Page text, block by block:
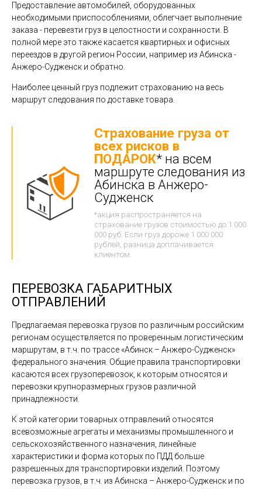
Предоставление автомобилей, оборудованных
необходимыми приспособлениями, облегчает выполнение
заказа - перевезти груз в целостности и сохранности. В
полной мере это также касается квартирных и офисных
переездов в другой регион России, например из Абинска -
Анжеро-Судженск и обратно.
Наиболее ценный груз подлежит страхованию на весь
маршрут следования по доставке товара.
Страхование груза от
всех рисков в
ПОДАРОК* на всем
маршруте следования из
Абинска в Анжеро-
Судженск
*акция распространяется на
страхование грузов стоимостью до 1 000
000 руб. Если груз дороже 1 000 000
рублей, разница доплачивается
клиентом.
ПЕРЕВОЗКА ГАБАРИТНЫХ
ОТПРАВЛЕНИЙ
Предлагаемая перевозка грузов по различным российским
регионам осуществляется по проверенным логистическим
маршрутам, в т.ч. по трассе «Абинск – Анжеро-Судженск»
федерального значения. Общие правила транспортировки
касаются всех грузоперевозок, к которым относятся и
перевозки крупноразмерных грузов различной
принадлежности.
К этой категории товарных отправлений относятся
всевозможные агрегаты и механизмы промышленного и
сельскохозяйственного назначения, линейные
характеристики и форма которых по ПДД больше
разрешенных для транспортировки изделий. Поэтому
перевозка грузов, в т.ч. из Абинска – Анжеро-Судженск и по